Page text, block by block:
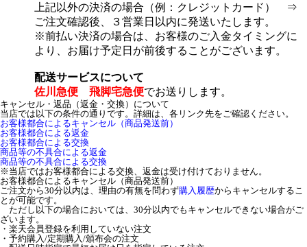
上記以外の決済の場合（例：クレジットカード） ⇒
ご注文確認後、３営業日以内に発送いたします。
※前払い決済の場合は、お客様のご入金タイミングに
より、お届け予定日が前後することがございます。
配送サービスについて
佐川急便 飛脚宅急便でお送りします。
キャンセル・返品（返金・交換）について
当店では以下の条件の通りです。詳細は、各リンク先をご確認ください。
お客様都合によるキャンセル（商品発送前）
お客様都合による返金
お客様都合による交換
商品等の不具合による返金
商品等の不具合による交換
※当店ではお客様都合による交換、返金は受け付けておりません。
お客様都合によるキャンセル（商品発送前）
ご注文から30分以内は、理由の有無を問わず購入履歴からキャンセルするこ
とが可能です。
ただし以下の場合においては、30分以内でもキャンセルできない場合がご
ざいます。
・楽天会員登録を利用していない注文
・予約購入/定期購入/頒布会の注文